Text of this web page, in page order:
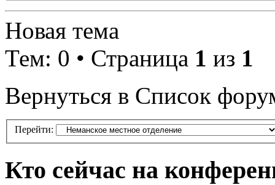
Новая тема
Тем: 0 • Страница 1 из 1
Вернуться в Список
Перейти:
Кто сейчас на